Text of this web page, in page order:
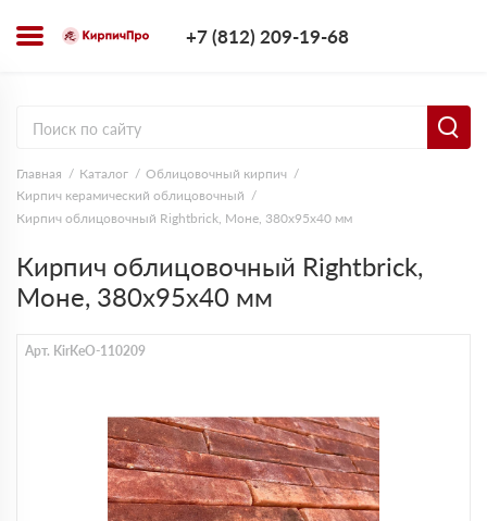
+7 (812) 209-19-68
Главная Каталог
Облицовочный кирпич
Кирпич керамический облицовочный
Кирпич облицовочный Rightbrick, Моне, 380х95х40 мм
Кирпич облицовочный Rightbrick,
Моне, 380х95х40 мм
Арт. KirKeO-110209